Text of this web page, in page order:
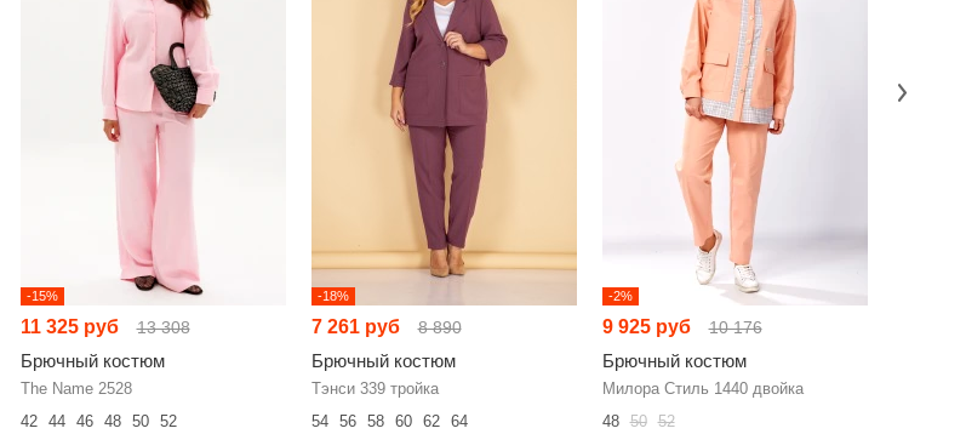
-15%
11 325 руб 13 308
Брючный костюм
The Name 2528
42
44 46 48 50 52
-18%
7 261 руб 8 890
Брючный костюм
Тэнси 339 тройка
54
56 58 60 62 64
-2%
9 925 руб 10 176
Брючный костюм
Милора Стиль 1440 двойка
48 50 52